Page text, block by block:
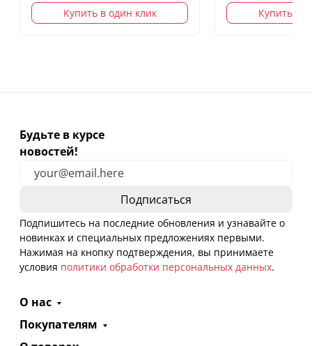
Купить в один клик Купить в
Будьте в курсе
новостей!
Подпишитесь на последние обновления и узнавайте о
новинках и специальных предложениях первыми.
Нажимая на кнопку подтверждения, вы принимаете
условия политики обработки персональных данных.
О нас
Покупателям